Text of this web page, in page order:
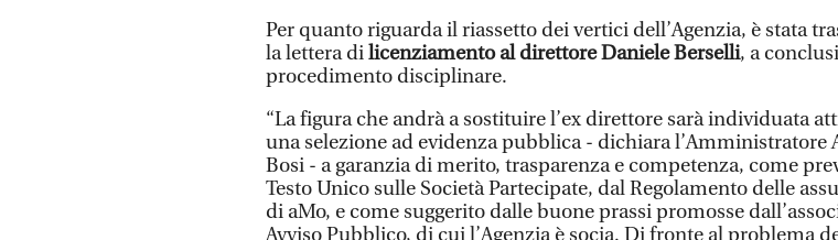
Per quanto riguarda il riassetto dei vertici dell’Agenzia, è stata
la lettera dilicenziamento al direttore Daniele Berselli, a
procedimento disciplinare.
“La figura che andrà a sostituire l’ex direttore sarà individuata
una selezione ad evidenza pubblica - dichiara l’Amministratore
Bosi - a garanzia di merito, trasparenza e competenza, come
Testo Unico sulle Società Partecipate, dal Regolamento delle
di aMo, e come suggerito dalle buone prassi promosse
Avviso Pubblico, di cui l’Agenzia è socia. Di fronte al problema